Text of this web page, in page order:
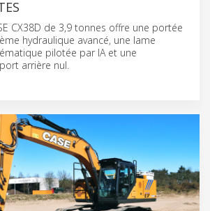
CX38D de 3,9 tonnes offre une portée
hydraulique avancé, une lame
pilotée par IA et une
arrière nul.